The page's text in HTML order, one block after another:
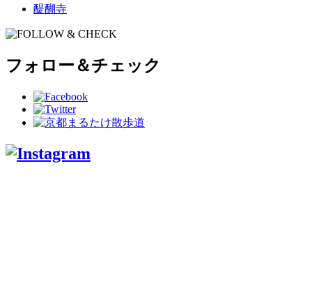
醍醐寺
フォロー＆チェック